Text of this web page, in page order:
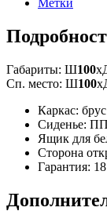
Габариты: Ш100
Сп. место: Ш100
Каркас:
Сиденье:
Ящик для
Сторона
Гарантия: